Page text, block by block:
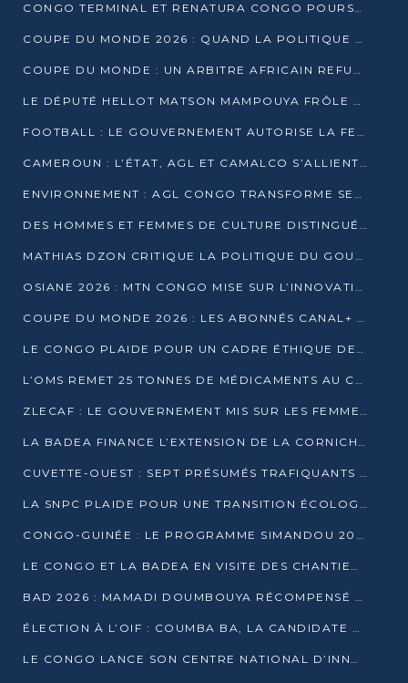
CONGO TERMINAL ET RENATURA CONGO POURSUIVENT LEUR COMBAT POUR LA BIODIVERSITÉ
COUPE DU MONDE 2026 : QUAND LA POLITIQUE MENACE L’UNIVERSALITÉ DU FOOTBALL
COUPE DU MONDE : UN ARBITRE AFRICAIN REFUSÉ À L’ENTRÉE DES ÉTATS-UNIS
LE DÉPUTÉ HELLOT MATSON MAMPOUYA FRÔLE LA MORT LORS D’UNE EMBUSCADE DZNS LE POOL
FOOTBALL : LE GOUVERNEMENT AUTORISE LA FECOFOOT À OCCUPER LES COMPLEXES SPORTIFS
CAMEROUN : L’ÉTAT, AGL ET CAMALCO S’ALLIENT POUR UN MÉGA-PROJET FERROVIAIRE
ENVIRONNEMENT : AGL CONGO TRANSFORME SES DÉCHETS EN OUTILS DE FORMATION
DES HOMMES ET FEMMES DE CULTURE DISTINGUÉS POUR LEUR ENGAGEMENT PAR BANTOU CULTURE
MATHIAS DZON CRITIQUE LA POLITIQUE DU GOUVERNEMENT ET ALERTE SUR LA DETTE DU CONGO
OSIANE 2026 : MTN CONGO MISE SUR L’INNOVATION POUR RELEVER LES DÉFIS AFRICAINS
COUPE DU MONDE 2026 : LES ABONNÉS CANAL+ AU CONGO DÉÇUS À QUELQUES JOURS DU COUP D’ENVOI
LE CONGO PLAIDE POUR UN CADRE ÉTHIQUE DE L’INTELLIGENCE ARTIFICIELLE À DAKAR
L’OMS REMET 25 TONNES DE MÉDICAMENTS AU CONGO POUR RENFORCER LA RIPOSTE AUX ÉPIDÉMIES
ZLECAF : LE GOUVERNEMENT MIS SUR LES FEMMES ENTREPRENEURES
LA BADEA FINANCE L’EXTENSION DE LA CORNICHE SUD DE BRAZZAVILLE
CUVETTE-OUEST : SEPT PRÉSUMÉS TRAFIQUANTS DE FAUNE INTERPELLÉS À EWO ET KELLÉ
LA SNPC PLAIDE POUR UNE TRANSITION ÉCOLOGIQUE PROGRESSIVE
CONGO-GUINÉE : LE PROGRAMME SIMANDOU 2040 AU CŒUR DES ÉCHANGES À LA BAD
LE CONGO ET LA BADEA EN VISITE DES CHANTIERS
BAD 2026 : MAMADI DOUMBOUYA RÉCOMPENSÉ PAR LE TROPHÉE BABACAR NDIAYE À BRAZZAVILLE
ÉLECTION À L’OIF : COUMBA BA, LA CANDIDATE DISCRÈTE QUI BOUSCULE LE JEU DIPLOMATIQUE
LE CONGO LANCE SON CENTRE NATIONAL D’INNOVATION